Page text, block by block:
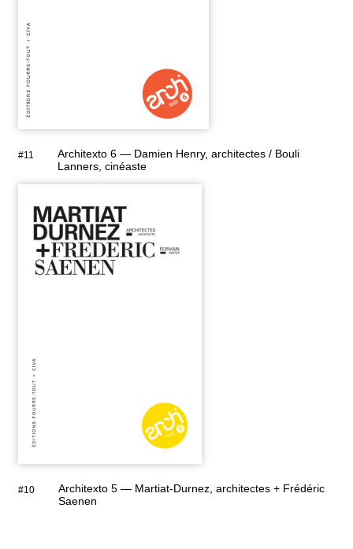
#11
Architexto 6 — Damien Henry, architectes / Bouli
Lanners, cinéaste
#10
Architexto 5 — Martiat-Durnez, architectes + Frédéric
Saenen